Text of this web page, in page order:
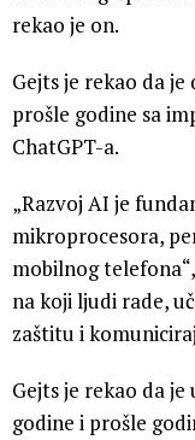
rekao je on.
Gejts je rekao da
prošle godine sa
ChatGPT-a.
„Razvoj AI je
mikroprocesora,
mobilnog
na koji ljudi rade,
zaštitu i
Gejts je rekao da
godine i prošle